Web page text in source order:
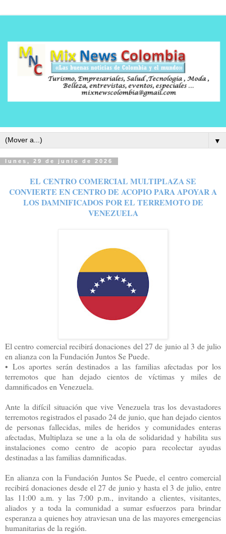
▼
lunes, 29 de junio de 2026
EL CENTRO COMERCIAL MULTIPLAZA SE
CONVIERTE EN CENTRO DE ACOPIO PARA APOYAR A
LOS DAMNIFICADOS POR EL TERREMOTO DE
VENEZUELA
El centro comercial recibirá donaciones del 27 de junio al 3 de julio
en alianza con la Fundación Juntos Se Puede.
• Los aportes serán destinados a las familias afectadas por los
terremotos que han dejado cientos de víctimas y miles de
damnificados en Venezuela.
Ante la difícil situación que vive Venezuela tras los devastadores
terremotos registrados el pasado 24 de junio, que han dejado cientos
de personas fallecidas, miles de heridos y comunidades enteras
afectadas, Multiplaza se une a la ola de solidaridad y habilita sus
instalaciones como centro de acopio para recolectar ayudas
destinadas a las familias damnificadas.
En alianza con la Fundación Juntos Se Puede, el centro comercial
recibirá donaciones desde el 27 de junio y hasta el 3 de julio, entre
las 11:00 a.m. y las 7:00 p.m., invitando a clientes, visitantes,
aliados y a toda la comunidad a sumar esfuerzos para brindar
esperanza a quienes hoy atraviesan una de las mayores emergencias
humanitarias de la región.